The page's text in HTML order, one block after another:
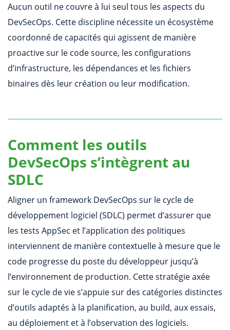
Aucun outil ne couvre à lui seul tous les aspects du
DevSecOps. Cette discipline nécessite un écosystème
coordonné de capacités qui agissent de manière
proactive sur le code source, les configurations
d’infrastructure, les dépendances et les fichiers
binaires dès leur création ou leur modification.
Comment les outils
DevSecOps s’intègrent au
SDLC
Aligner un framework DevSecOps sur le cycle de
développement logiciel (SDLC) permet d’assurer que
les tests AppSec et l’application des politiques
interviennent de manière contextuelle à mesure que le
code progresse du poste du développeur jusqu’à
l’environnement de production. Cette stratégie axée
sur le cycle de vie s’appuie sur des catégories distinctes
d’outils adaptés à la planification, au build, aux essais,
au déploiement et à l’observation des logiciels.